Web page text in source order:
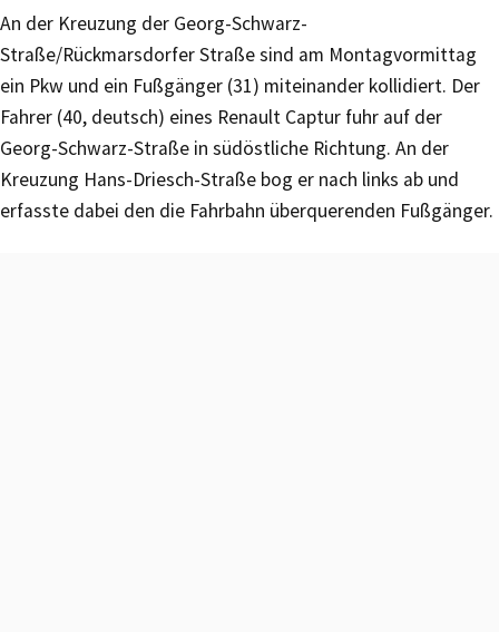
An der Kreuzung der Georg-Schwarz-
Straße/Rückmarsdorfer Straße sind am Montagvormittag
ein Pkw und ein Fußgänger (31) miteinander kollidiert. Der
Fahrer (40, deutsch) eines Renault Captur fuhr auf der
Georg-Schwarz-Straße in südöstliche Richtung. An der
Kreuzung Hans-Driesch-Straße bog er nach links ab und
erfasste dabei den die Fahrbahn überquerenden Fußgänger.